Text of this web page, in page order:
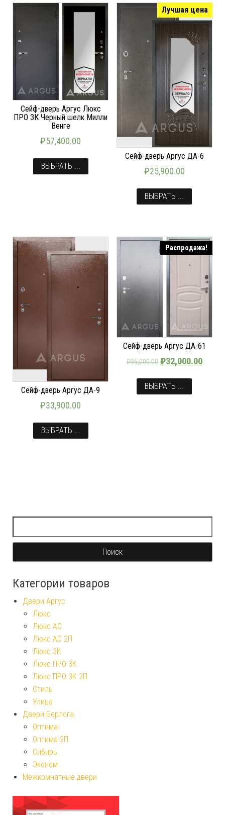
Сейф-дверь Аргус Люкс
ПРО 3К Черный шелк Милли
Венге
₽57,400.00
ВЫБРАТЬ ...
Лучшая цена
Сейф-дверь Аргус ДА-6
₽25,900.00
ВЫБРАТЬ ...
Сейф-дверь Аргус ДА-9
₽33,900.00
ВЫБРАТЬ ...
Распродажа!
Сейф-дверь Аргус ДА-61
₽36,000.00 ₽32,000.00
ВЫБРАТЬ ...
Категории товаров
Двери Аргус
Люкс
Люкс АС
Люкс АС 2П
Люкс 3К
Люкс ПРО 3К
Люкс ПРО 3К 2П
Стиль
Улица
Двери Берлога
Оптима
Оптима 2П
Сибирь
Эконом
Межкомнатные двери